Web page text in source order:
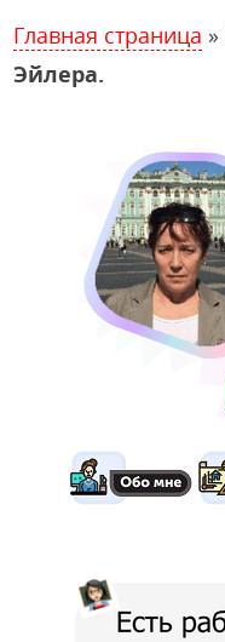
Главная страница »
Эйлера.